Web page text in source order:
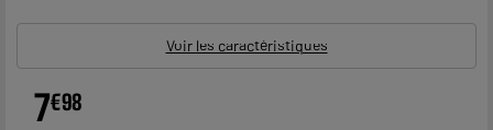
Voir les caractéristiques
7€98